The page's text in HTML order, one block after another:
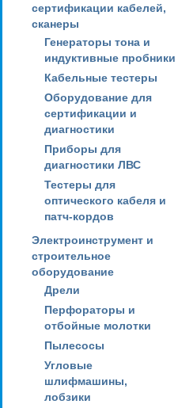
сертификации кабелей,
сканеры
Генераторы тона и
индуктивные пробники
Кабельные тестеры
Оборудование для
сертификации и
диагностики
Приборы для
диагностики ЛВС
Тестеры для
оптического кабеля и
патч-кордов
Электроинструмент и
строительное
оборудование
Дрели
Перфораторы и
отбойные молотки
Пылесосы
Угловые
шлифмашины,
лобзики